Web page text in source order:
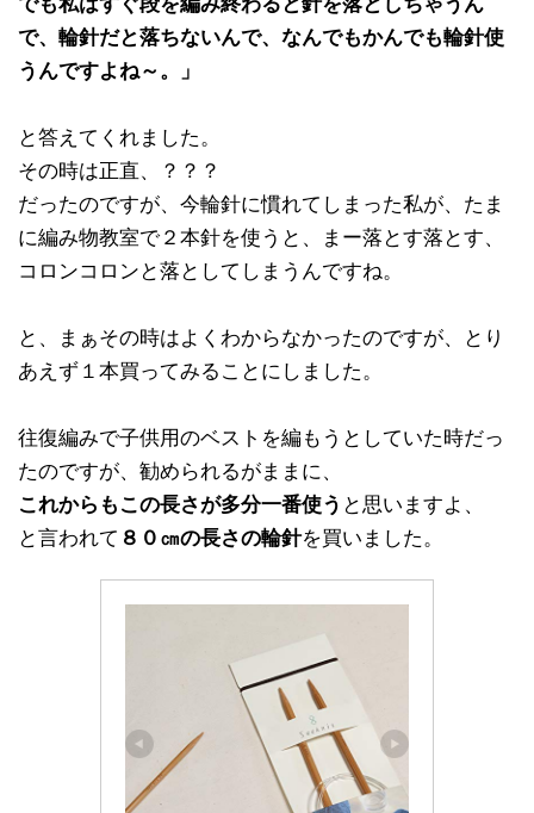
で、輪針だと落ちないんで、なんでもかんでも輪針使
うんですよね～。」
と答えてくれました。
その時は正直、？？？
だったのですが、今輪針に慣れてしまった私が、たま
に編み物教室で２本針を使うと、まー落とす落とす、
コロンコロンと落としてしまうんですね。
と、まぁその時はよくわからなかったのですが、とり
あえず１本買ってみることにしました。
往復編みで子供用のベストを編もうとしていた時だっ
たのですが、勧められるがままに、
これからもこの長さが多分一番使う と思いますよ、
と言われて ８０㎝の長さの輪針を買いました。